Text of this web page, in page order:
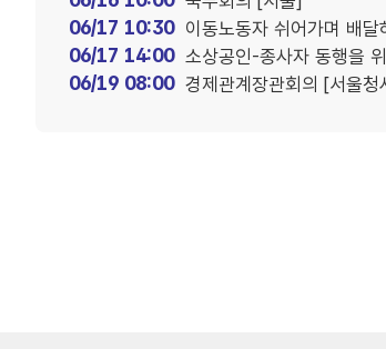
06/17 10:30 이동노동자 쉬어가며 배
06/17 14:00 소상공인-종사자 동행을
06/19 08:00 경제관계장관회의 [서울청